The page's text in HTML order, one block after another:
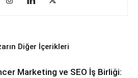
Diğer İçerikleri
Marketing ve SEO İş Birliği: